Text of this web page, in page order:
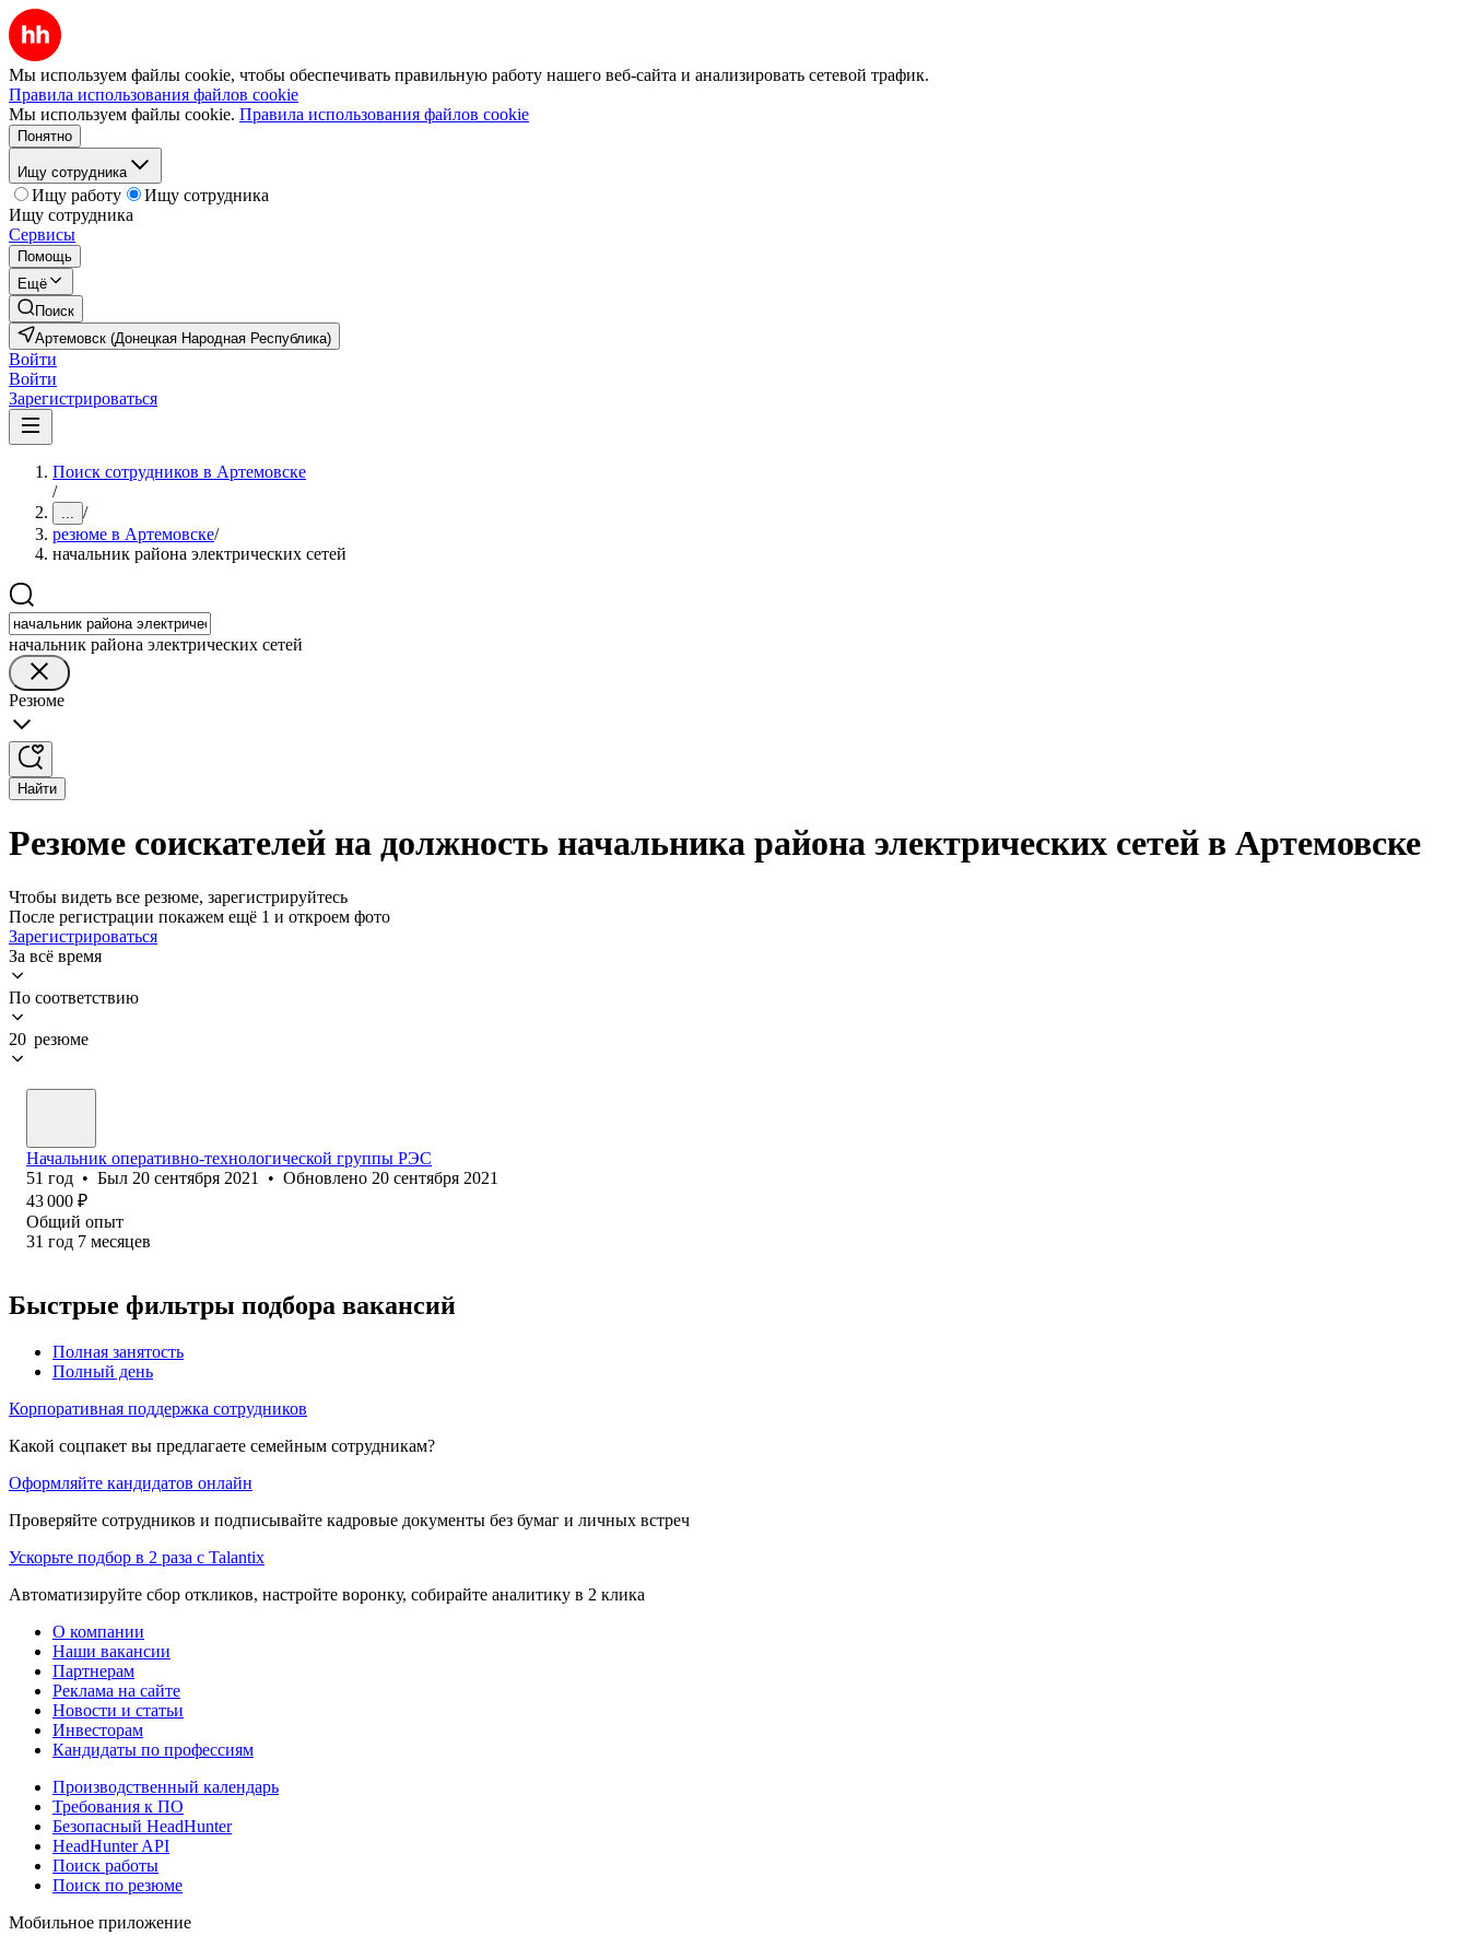
Мы используем файлы cookie, чтобы обеспечивать правильную работу нашего веб-сайта и анализировать сетевой трафик.
Правила использования файлов cookie
Мы используем файлы cookie. Правила использования файлов cookie
Понятно
Ищу сотрудника
Ищу работу
Ищу сотрудника
Ищу сотрудника
Сервисы
Помощь
Ещё
Поиск
Артемовск (Донецкая Народная Республика)
Войти
Войти
Зарегистрироваться
Поиск сотрудников в Артемовске
/
... /
резюме в Артемовске/
начальник района электрических сетей
начальник района электрических сетей
Резюме
Найти
Резюме соискателей на должность начальника района электрических сетей в Артемовске
Чтобы видеть все резюме, зарегистрируйтесь
После регистрации покажем ещё 1 и откроем фото
Зарегистрироваться
За всё время
По соответствию
20 резюме
Начальник оперативно-технологической группы РЭС
51 год • Был 20 сентября 2021 • Обновлено 20 сентября 2021
43 000 ₽
Общий опыт
31 год 7 месяцев
Быстрые фильтры подбора вакансий
Полная занятость
Полный день
Корпоративная поддержка сотрудников
Какой соцпакет вы предлагаете семейным сотрудникам?
Оформляйте кандидатов онлайн
Проверяйте сотрудников и подписывайте кадровые документы без бумаг и личных встреч
Ускорьте подбор в 2 раза с Talantix
Автоматизируйте сбор откликов, настройте воронку, собирайте аналитику в 2 клика
О компании
Наши вакансии
Партнерам
Реклама на сайте
Новости и статьи
Инвесторам
Кандидаты по профессиям
Производственный календарь
Требования к ПО
Безопасный HeadHunter
HeadHunter API
Поиск работы
Поиск по резюме
Мобильное приложение